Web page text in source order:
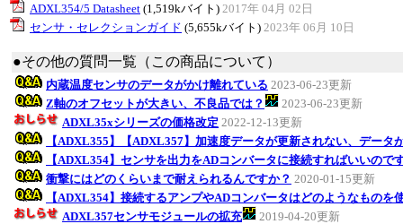
ADXL354/5 Datasheet (1,519kバイト) 2017年 04月 02日
センサ・セレクションガイド (5,655kバイト) 2023年 06月 10日
●その他の質問一覧（この商品について）
内蔵温度センサのデータがかけ離れている 2023-06-23更新
Z軸のオフセットが大きい、不良品では？
2023-06-23更新
ADXL35xシリーズの価格改定 2022-12-13更新
【ADXL355】【ADXL357】加速度データが更新されない、データ
【ADXL354】センサを出力をADコンバータに接続すればいいので
衝撃にはどのくらいまで耐えられるんですか？ 2020-01-15更新
【ADXL354】接続するアンプやADコンバータはどのようなものを
ADXL357センサモジュールの拡充
2019-04-20更新